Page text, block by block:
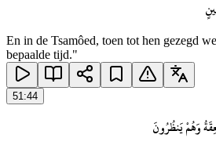
En in de Tsamôed, toen tot hen gezegd
bepaalde tijd."
51:44
وَهُمْ يَنظُرُونَ